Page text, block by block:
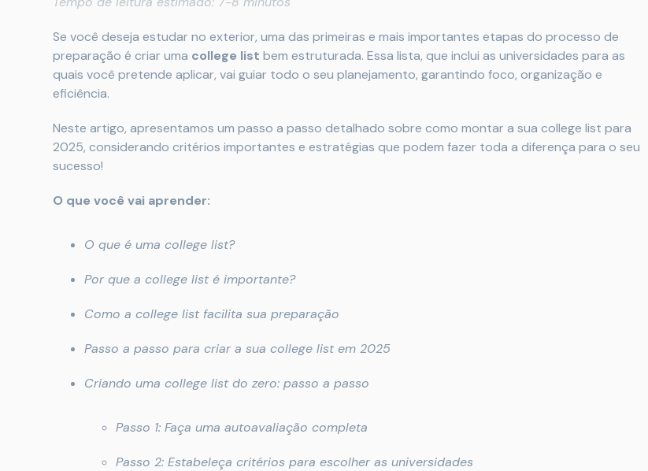
Se você deseja estudar no exterior, uma das primeiras e mais importantes etapas do processo de
preparação é criar uma college list bem estruturada. Essa lista, que inclui as universidades para as
quais você pretende aplicar, vai guiar todo o seu planejamento, garantindo foco, organização e
eficiência.
Neste artigo, apresentamos um passo a passo detalhado sobre como montar a sua college list para
2025, considerando critérios importantes e estratégias que podem fazer toda a diferença para o seu
sucesso!
O que você vai aprender:
O que é uma college list?
Por que a college list é importante?
Como a college list facilita sua preparação
Passo a passo para criar a sua college list em 2025
Criando uma college list do zero: passo a passo
Passo 1: Faça uma autoavaliação completa
Passo 2: Estabeleça critérios para escolher as universidades